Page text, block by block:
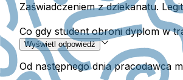
Zaświadczeniem z dziekanatu.
Co gdy student obroni dyplom w
Wyświetl odpowiedź
Od następnego dnia pracodawca